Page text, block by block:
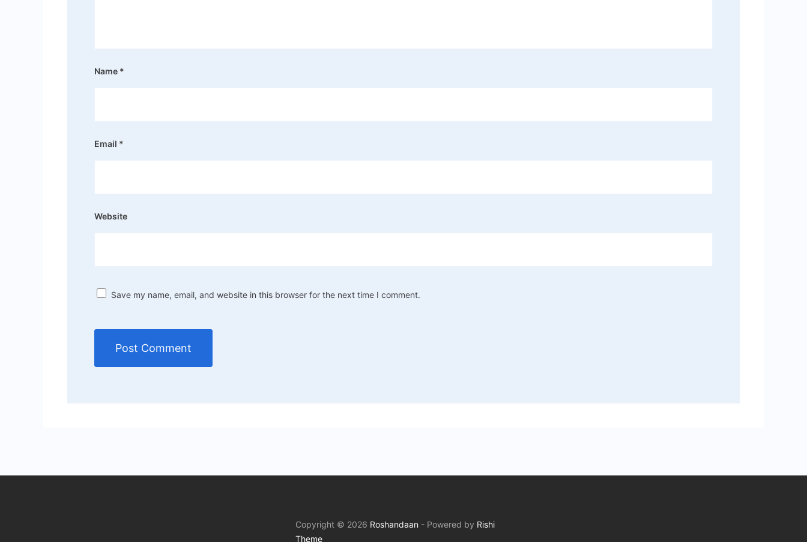
Name *
Email *
Website
Save my name, email, and website in this browser for the next time I comment.
Copyright © 2026 Roshandaan - Powered by Rishi
Theme